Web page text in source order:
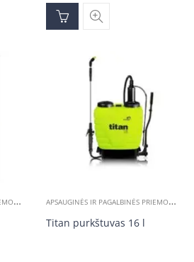
A
PSAUGINĖS IR PAGALBINĖS PRIEMONĖS ĮVAIRIOS PREKĖS A
PSAUGINĖS IR PAGALBINĖS PRIEMONĖS
Titan purkštuvas 16 l